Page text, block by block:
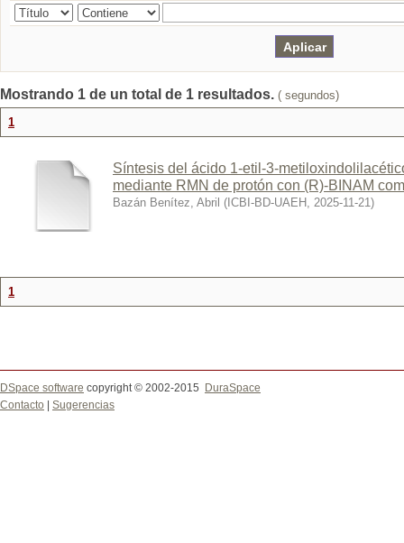
Mostrando 1 de un total de 1 resultados. ( segundos)
1
Síntesis del ácido 1-etil-3-
mediante RMN de protón con (R)-BINAM
Bazán Benítez, Abril ( ICBI-BD-UAEH , 2025-11-21)
1
DSpace software copyright © 2002-2015
DuraSpace
Contacto
Sugerencias